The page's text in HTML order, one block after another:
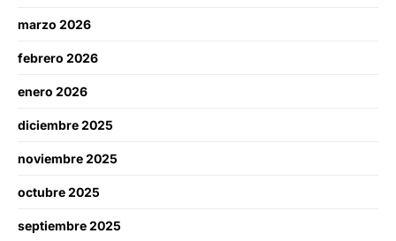
marzo 2026
febrero 2026
enero 2026
diciembre 2025
noviembre 2025
octubre 2025
septiembre 2025